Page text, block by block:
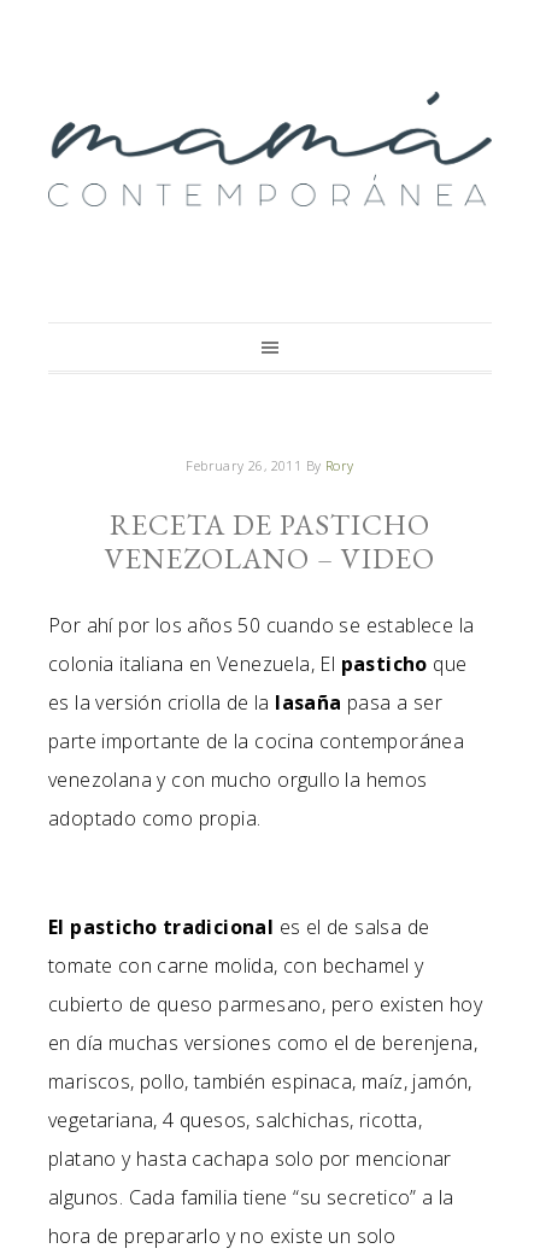
February 26, 2011 By Rory
RECETA DE PASTICHO
VENEZOLANO – VIDEO
Por ahí por los años 50 cuando se establece la
colonia italiana en Venezuela, El pasticho que
es la versión criolla de la lasaña pasa a ser
parte importante de la cocina contemporánea
venezolana y con mucho orgullo la hemos
adoptado como propia.
El pasticho tradicional es el de salsa de
tomate con carne molida, con bechamel y
cubierto de queso parmesano, pero existen hoy
en día muchas versiones como el de berenjena,
mariscos, pollo, también espinaca, maíz, jamón,
vegetariana, 4 quesos, salchichas, ricotta,
platano y hasta cachapa solo por mencionar
algunos. Cada familia tiene “su secretico” a la
hora de prepararlo y no existe un solo